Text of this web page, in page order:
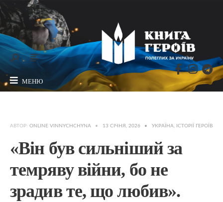
МЕНЮ
АВТОР: ONLINE VINNYCHCHYNA • 13 СІЧНЯ, 2026 • УКРАЇНА, ІСТОРІЇ ГЕРОЇВ
«Він був сильніший за
темряву війни, бо не
зрадив те, що любив».